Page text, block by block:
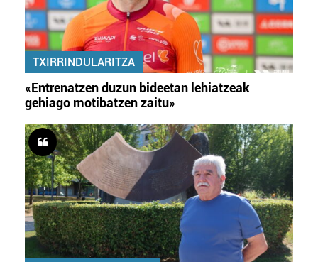
TXIRRINDULARITZA
«Entrenatzen duzun bideetan lehiatzeak
gehiago motibatzen zaitu»